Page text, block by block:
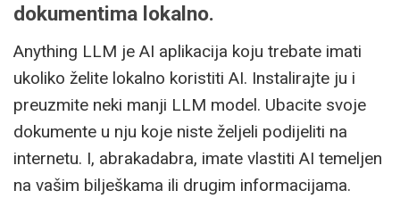
dokumentima lokalno.
Anything LLM je AI aplikacija koju trebate imati
ukoliko želite lokalno koristiti AI. Instalirajte ju i
preuzmite neki manji LLM model. Ubacite svoje
dokumente u nju koje niste željeli podijeliti na
internetu. I, abrakadabra, imate vlastiti AI temeljen
na vašim bilješkama ili drugim informacijama.